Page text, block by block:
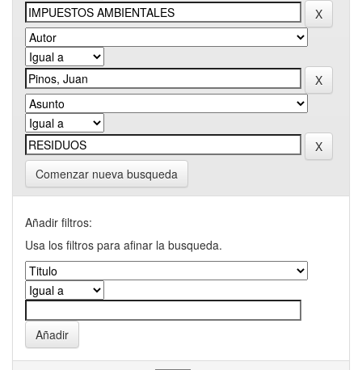
Comenzar nueva busqueda
Añadir filtros:
Usa los filtros para afinar la busqueda.